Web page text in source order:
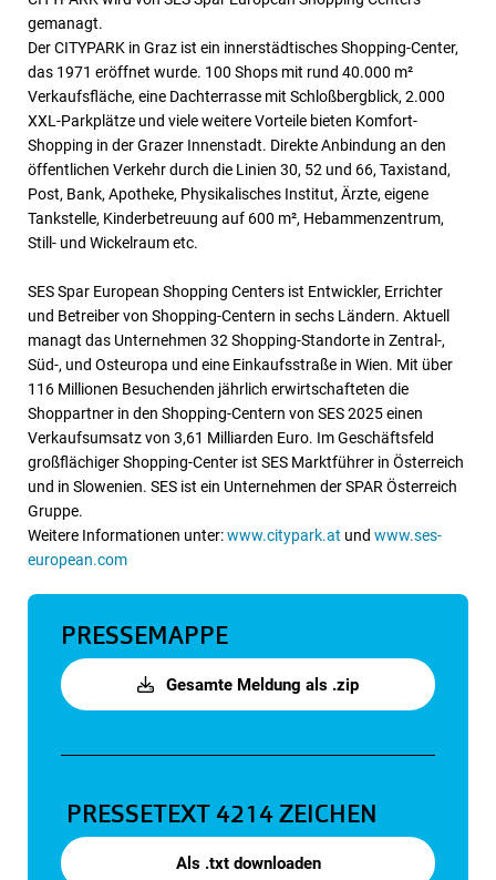
gemanagt.
Der CITYPARK in Graz ist ein innerstädtisches Shopping-Center,
das 1971 eröffnet wurde. 100 Shops mit rund 40.000 m²
Verkaufsfläche, eine Dachterrasse mit Schloßbergblick, 2.000
XXL-Parkplätze und viele weitere Vorteile bieten Komfort-
Shopping in der Grazer Innenstadt. Direkte Anbindung an den
öffentlichen Verkehr durch die Linien 30, 52 und 66, Taxistand,
Post, Bank, Apotheke, Physikalisches Institut, Ärzte, eigene
Tankstelle, Kinderbetreuung auf 600 m², Hebammenzentrum,
Still- und Wickelraum etc.
SES Spar European Shopping Centers ist Entwickler, Errichter
und Betreiber von Shopping-Centern in sechs Ländern. Aktuell
managt das Unternehmen 32 Shopping-Standorte in Zentral-,
Süd-, und Osteuropa und eine Einkaufsstraße in Wien. Mit über
116 Millionen Besuchenden jährlich erwirtschafteten die
Shoppartner in den Shopping-Centern von SES 2025 einen
Verkaufsumsatz von 3,61 Milliarden Euro. Im Geschäftsfeld
großflächiger Shopping-Center ist SES Marktführer in Österreich
und in Slowenien. SES ist ein Unternehmen der SPAR Österreich
Gruppe.
Weitere Informationen unter:www.citypark.at und www.ses-
european.com
PRESSEMAPPE
Gesamte Meldung als .zip
PRESSETEXT4214 ZEICHEN
Als .txt downloaden